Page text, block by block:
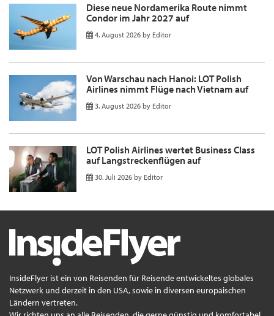
Diese neue Nordamerika Route nimmt
Condor im Jahr 2027 auf
4. August 2026 by Editor
Von Warschau nach Hanoi: LOT Polish
Airlines nimmt Flüge nach Vietnam auf
3. August 2026 by Editor
LOT Polish Airlines wertet Business Class
auf Langstreckenflügen auf
30. Juli 2026 by Editor
InsideFlyer ist ein von Reisenden für Reisende entwickeltes globales
Netzwerk und derzeit in den USA, sowie in diversen europäischen
Ländern vertreten.